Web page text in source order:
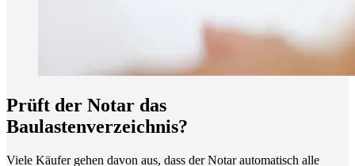
Prüft der Notar das
Baulastenverzeichnis?
Viele Käufer gehen davon aus, dass der Notar automatisch alle